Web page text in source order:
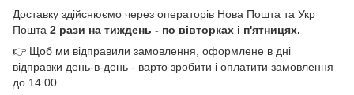
Доставку здійснюємо через операторів Нова Пошта та Укр
Пошта 2 рази на тиждень - по вівторках і п'ятницях.
👉 Щоб ми відправили замовлення, оформлене в дні
відправки день-в-день - варто зробити і оплатити замовлення
до 14.00